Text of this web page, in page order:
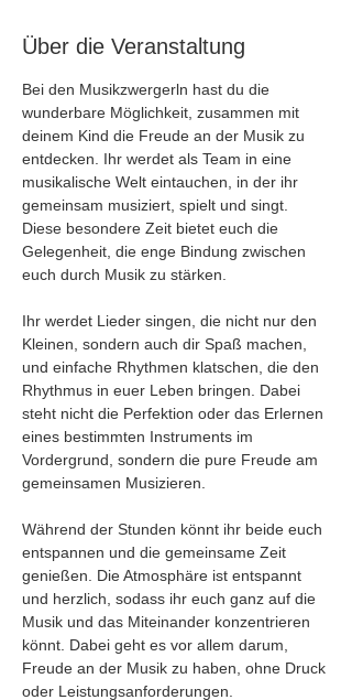
Über die Veranstaltung
Bei den Musikzwergerln hast du die
wunderbare Möglichkeit, zusammen mit
deinem Kind die Freude an der Musik zu
entdecken. Ihr werdet als Team in eine
musikalische Welt eintauchen, in der ihr
gemeinsam musiziert, spielt und singt.
Diese besondere Zeit bietet euch die
Gelegenheit, die enge Bindung zwischen
euch durch Musik zu stärken.
Ihr werdet Lieder singen, die nicht nur den
Kleinen, sondern auch dir Spaß machen,
und einfache Rhythmen klatschen, die den
Rhythmus in euer Leben bringen. Dabei
steht nicht die Perfektion oder das Erlernen
eines bestimmten Instruments im
Vordergrund, sondern die pure Freude am
gemeinsamen Musizieren.
Während der Stunden könnt ihr beide euch
entspannen und die gemeinsame Zeit
genießen. Die Atmosphäre ist entspannt
und herzlich, sodass ihr euch ganz auf die
Musik und das Miteinander konzentrieren
könnt. Dabei geht es vor allem darum,
Freude an der Musik zu haben, ohne Druck
oder Leistungsanforderungen.